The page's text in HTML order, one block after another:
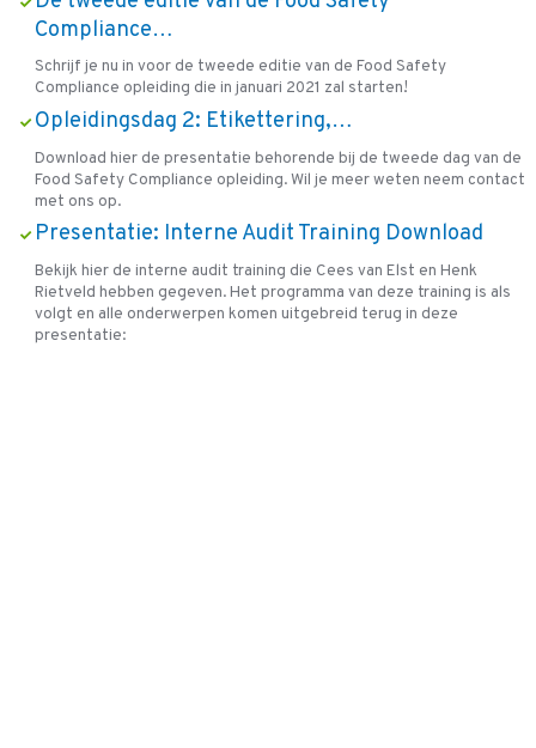
Compliance…
Schrijf je nu in voor de tweede editie van de Food Safety
Compliance opleiding die in januari 2021 zal starten!
Opleidingsdag 2: Etikettering,…
Download hier de presentatie behorende bij de tweede dag van de
Food Safety Compliance opleiding. Wil je meer weten neem contact
met ons op.
Presentatie: Interne Audit Training Download
Bekijk hier de interne audit training die Cees van Elst en Henk
Rietveld hebben gegeven. Het programma van deze training is als
volgt en alle onderwerpen komen uitgebreid terug in deze
presentatie: